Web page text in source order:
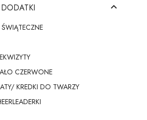

CZERWONE
KREDKI DO TWARZY